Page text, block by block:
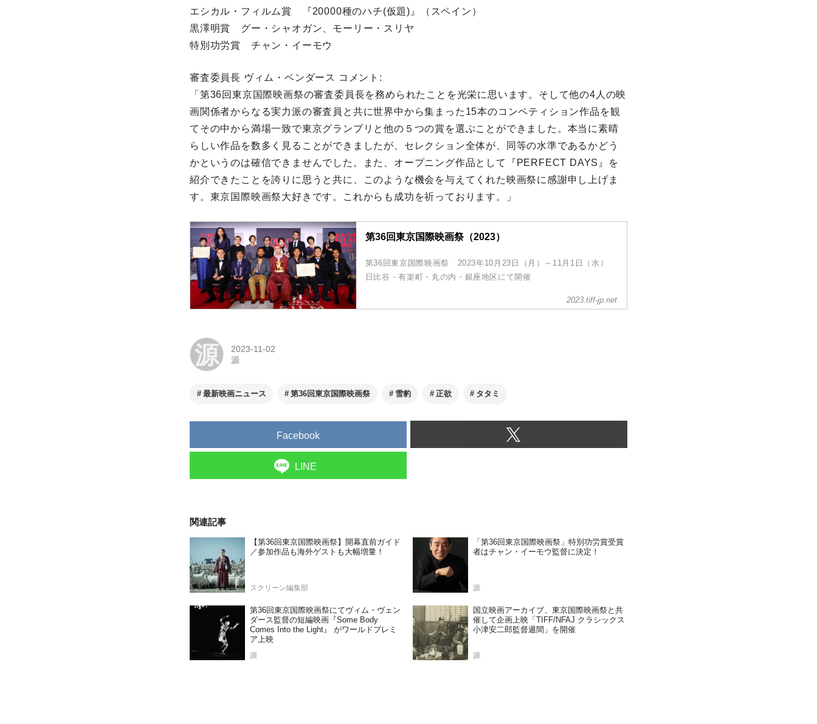
エシカル・フィルム賞 『20000種のハチ(仮題)』（スペイン）
黒澤明賞 グー・シャオガン、モーリー・スリヤ
特別功労賞 チャン・イーモウ
審査委員長 ヴィム・ベンダース コメント:
「第36回東京国際映画祭の審査委員長を務められたことを光栄に思います。そして他の4人の映
画関係者からなる実力派の審査員と共に世界中から集まった15本のコンペティション作品を観
てその中から満場一致で東京グランプリと他の５つの賞を選ぶことができました。本当に素晴
らしい作品を数多く見ることができましたが、セレクション全体が、同等の水準であるかどう
かというのは確信できませんでした。また、オープニング作品として『PERFECT DAYS』を
紹介できたことを誇りに思うと共に、このような機会を与えてくれた映画祭に感謝申し上げま
す。東京国際映画祭大好きです。これからも成功を祈っております。」
第36回東京国際映画祭（2023）
第36回東京国際映画祭 2023年10月23日（月）～11月1日（水）
日比谷・有楽町・丸の内・銀座地区にて開催
2023.tiff-jp.net
源
2023-11-02
源
最新映画ニュース 第36回東京国際映画祭 雪豹 正欲 タタミ
Facebook
LINE
関連記事
【第36回東京国際映画祭】開幕直前ガイド
／参加作品も海外ゲストも大幅増量！
スクリーン編集部
「第36回東京国際映画祭」特別功労賞受賞
者はチャン・イーモウ監督に決定！
源
第36回東京国際映画祭にてヴィム・ヴェン
ダース監督の短編映画『Some Body
Comes Into the Light』 がワールドプレミ
ア上映
源
国立映画アーカイブ、東京国際映画祭と共
催して企画上映「TIFF/NFAJ クラシックス
小津安二郎監督週間」を開催
源